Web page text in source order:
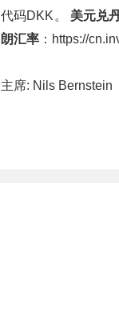
代码DKK。 美元兑
朗汇率 ：https://
主席: Nils Bernstein